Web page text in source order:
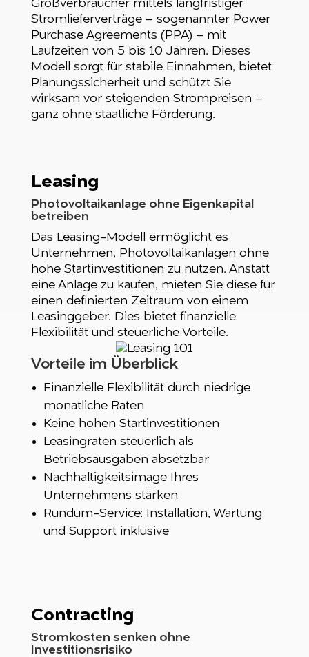
Großverbraucher mittels langfristiger
Stromlieferverträge – sogenannter Power
Purchase Agreements (PPA) – mit
Laufzeiten von 5 bis 10 Jahren. Dieses
Modell sorgt für stabile Einnahmen, bietet
Planungssicherheit und schützt Sie
wirksam vor steigenden Strompreisen –
ganz ohne staatliche Förderung.
Leasing
Photovoltaikanlage ohne Eigenkapital
betreiben
Das Leasing-Modell ermöglicht es
Unternehmen, Photovoltaikanlagen ohne
hohe Startinvestitionen zu nutzen. Anstatt
eine Anlage zu kaufen, mieten Sie diese für
einen definierten Zeitraum von einem
Leasinggeber. Dies bietet finanzielle
Flexibilität und steuerliche Vorteile.
Vorteile im Überblick
Finanzielle Flexibilität durch niedrige
monatliche Raten
Keine hohen Startinvestitionen
Leasingraten steuerlich als
Betriebsausgaben absetzbar
Nachhaltigkeitsimage Ihres
Unternehmens stärken
Rundum-Service: Installation, Wartung
und Support inklusive
Contracting
Stromkosten senken ohne
Investitionsrisiko